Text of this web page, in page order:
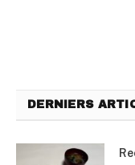
DERNIERS